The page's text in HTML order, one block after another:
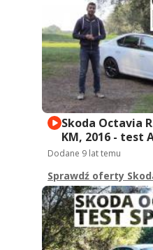
Skoda Octavia
KM, 2016 - test
Dodane 9 lat temu
Sprawdź oferty